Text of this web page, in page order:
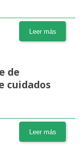
Leer más
de
cuidados
Leer más